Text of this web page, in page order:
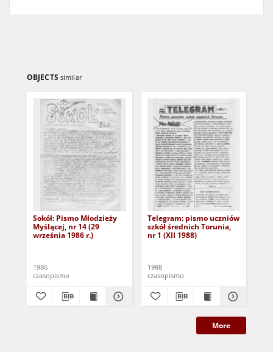
OBJECTS similar
Sokół: Pismo Młodzieży
Myślącej, nr 14 (29
września 1986 r.)
1986
czasopismo
Telegram: pismo uczniów
szkół średnich Torunia,
nr 1 (XII 1988)
1988
czasopismo
More